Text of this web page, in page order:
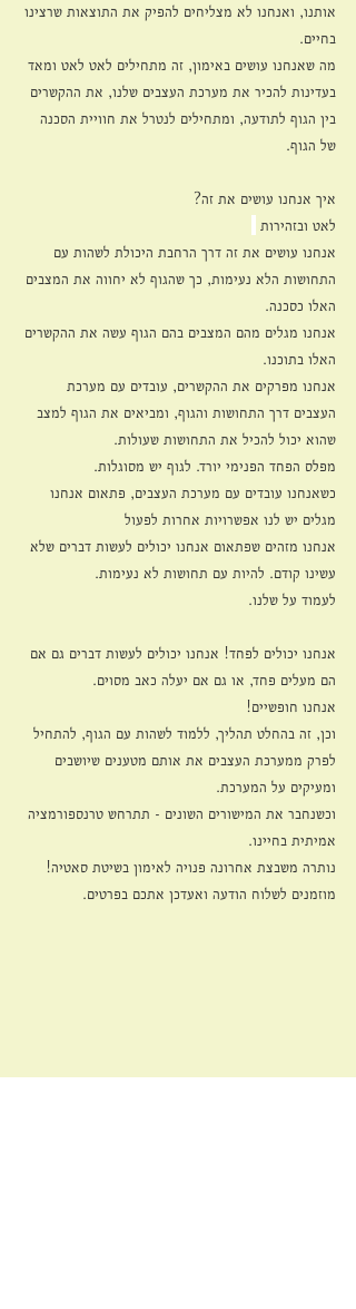
אותנו, ואנחנו לא מצליחים להפיק את התוצאות שרצינו
בחיים.
מה שאנחנו עושים באימון, זה מתחילים לאט לאט ומאד
בעדינות להכיר את מערכת העצבים שלנו, את ההקשרים
בין הגוף לתודעה, ומתחילים לנטרל את חוויית הסכנה
של הגוף.
איך אנחנו עושים את זה?
לאט ובזהירות
אנחנו עושים את זה דרך הרחבת היכולת לשהות עם
התחושות הלא נעימות, כך שהגוף לא יחווה את המצבים
האלו כסכנה.
אנחנו מגלים מהם המצבים בהם הגוף עשה את ההקשרים
האלו בתוכנו.
אנחנו מפרקים את ההקשרים, עובדים עם מערכת
העצבים דרך התחושות והגוף, ומביאים את הגוף למצב
שהוא יכול להכיל את התחושות שעולות.
מפלס הפחד הפנימי יורד. לגוף יש מסוגלות.
כשאנחנו עובדים עם מערכת העצבים, פתאום אנחנו
מגלים יש לנו אפשרויות אחרות לפעול
אנחנו מזהים שפתאום אנחנו יכולים לעשות דברים שלא
עשינו קודם. להיות עם תחושות לא נעימות.
לעמוד על שלנו.
אנחנו יכולים לפחד! אנחנו יכולים לעשות דברים גם אם
הם מעלים פחד, או גם אם יעלה כאב מסוים.
אנחנו חופשיים!
וכן, זה בהחלט תהליך, ללמוד לשהות עם הגוף, להתחיל
לפרק ממערכת העצבים את אותם מטענים שיושבים
ומעיקים על המערכת.
וכשנחבר את המישורים השונים - תתרחש טרנספורמציה
אמיתית בחיינו.
נותרה משבצת אחרונה פנויה לאימון בשיטת סאטיה!
מוזמנים לשלוח הודעה ואעדכן אתכם בפרטים.